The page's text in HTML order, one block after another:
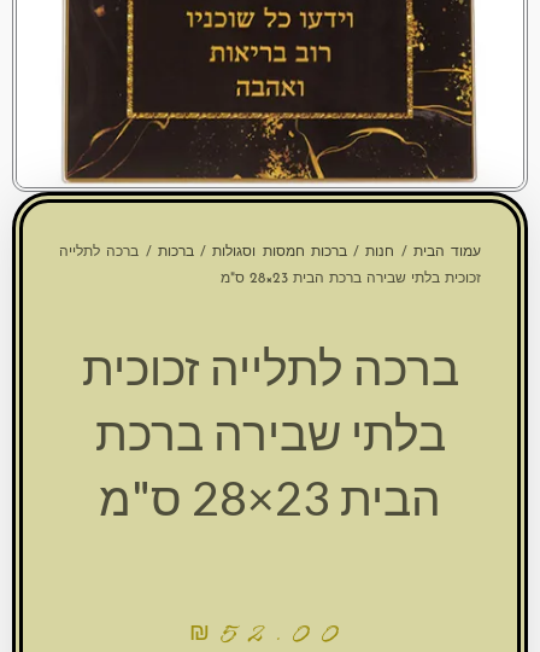
עמוד הבית / חנות/ברכות חמסות וסגולות/ברכות / ברכה לתלייה
זכוכית בלתי שבירה ברכת הבית 23×28 ס"מ
ברכה לתלייה זכוכית
בלתי שבירה ברכת
הבית 23×28 ס"מ
₪52.00